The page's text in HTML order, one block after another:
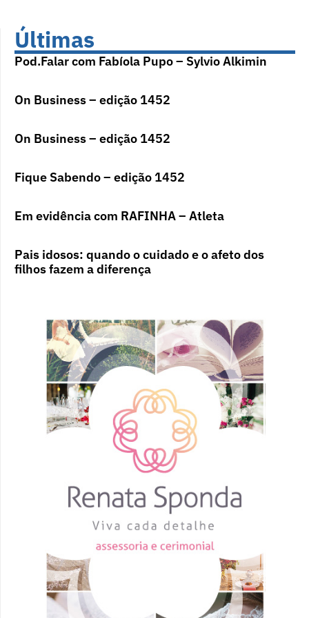
Últimas
Pod.Falar com Fabíola Pupo – Sylvio Alkimin
On Business – edição 1452
On Business – edição 1452
Fique Sabendo – edição 1452
Em evidência com RAFINHA – Atleta
Pais idosos: quando o cuidado e o afeto dos
filhos fazem a diferença